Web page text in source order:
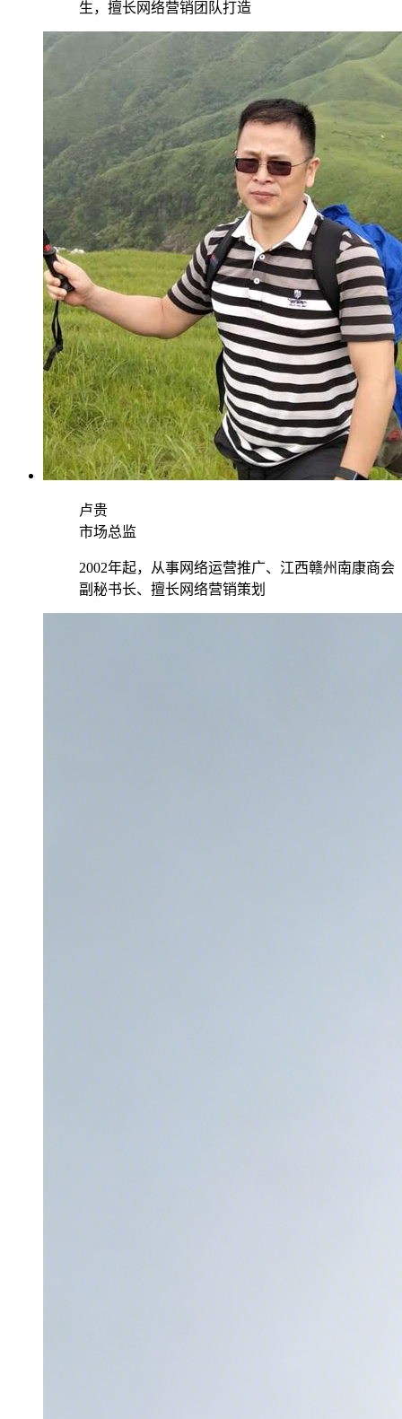
生，擅长网络营销团队打造
卢贵
市场总监
2002年起，从事网络运营推广、江西赣州南康商会
副秘书长、擅长网络营销策划